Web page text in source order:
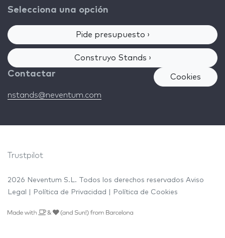
Selecciona una opción
Pide presupuesto ›
Construyo Stands ›
Contactar
nstands@neventum.com
Cookies
Trustpilot
2026 Neventum S.L. Todos los derechos reservados Aviso
Legal
Política de Privacidad Política de Cookies